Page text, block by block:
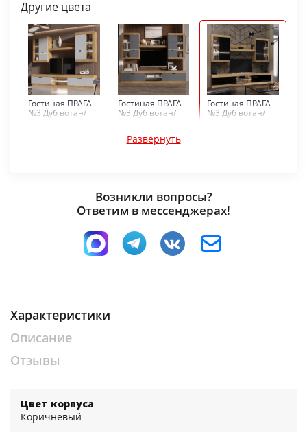
Другие цвета
Гостиная ПРАГА
№3 Дуб вотан/
Гостиная ПРАГА
№3 Дуб вотан/
Гостиная ПРАГА
№3 Дуб вотан/
№3 Дуб делано/
Черный глянец
№3 Дуб делано/
Белый гладкий
Графит софт
Развернуть
Возникли вопросы?
Ответим в мессенджерах!
Характеристики
Описание
Отзывы
Цвет корпуса
Коричневый